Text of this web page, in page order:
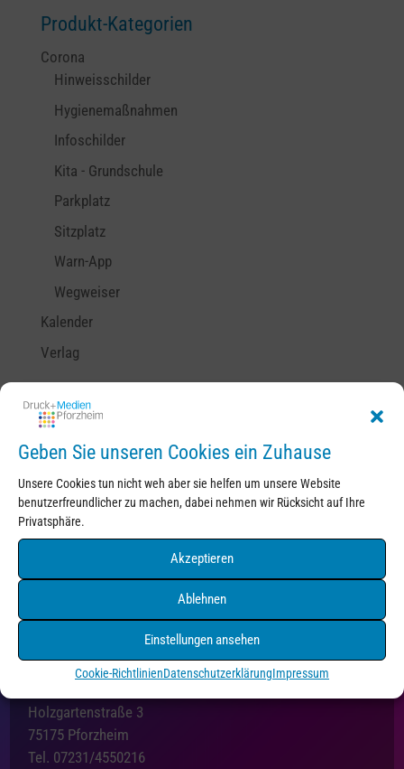
Geben Sie unseren Cookies ein Zuhause
Unsere Cookies tun nicht weh aber sie helfen um unsere Website
benutzerfreundlicher zu machen, dabei nehmen wir Rücksicht auf Ihre
Privatsphäre.
Akzeptieren
Ablehnen
Einstellungen ansehen
Cookie-RichtlinienDatenschutzerklärungImpressum
Produkt-Kategorien
Corona
Hinweisschilder
Hygienemaßnahmen
Infoschilder
Kita - Grundschule
Parkplatz
Sitzplatz
Warn-App
Wegweiser
Kalender
Verlag
Kontakt
Holzgartenstraße 3
75175 Pforzheim
Tel. 07231/4550216